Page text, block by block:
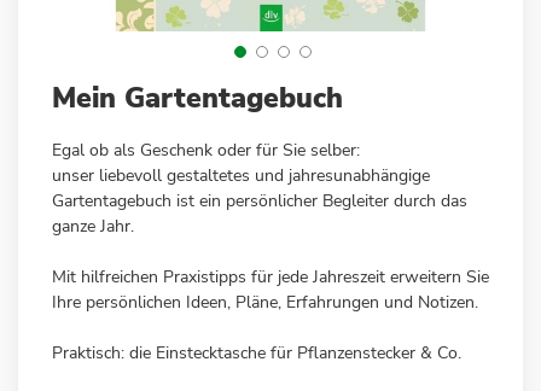
Anfang
Bildergalerie
springen
Mein Gartentagebuch
Egal ob als Geschenk oder für Sie selber:
unser liebevoll gestaltetes und jahresunabhängige
Gartentagebuch ist ein persönlicher Begleiter durch das
ganze Jahr.
Mit hilfreichen Praxistipps für jede Jahreszeit erweitern Sie
Ihre persönlichen Ideen, Pläne, Erfahrungen und Notizen.
Praktisch: die Einstecktasche für Pflanzenstecker & Co.